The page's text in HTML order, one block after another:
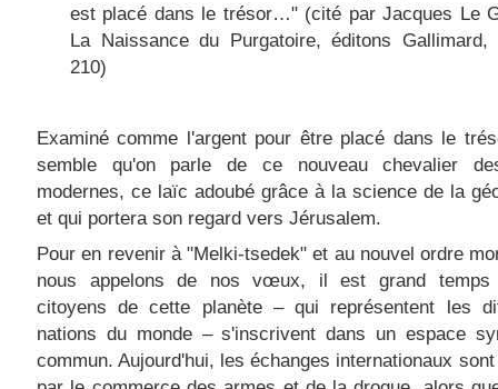
est placé dans le trésor…" (cité par Jacques Le
La Naissance du Purgatoire, éditons Gallimard,
210)
Examiné comme l'argent pour être placé dans le
semble qu'on parle de ce nouveau chevalier
modernes, ce laïc adoubé grâce à la science de la
et qui portera son regard vers Jérusalem.
Pour en revenir à "Melki-tsedek" et au nouvel ordre
nous appelons de nos vœux, il est grand temps
citoyens de cette planète – qui représentent les
nations du monde – s'inscrivent dans un espace
commun. Aujourd'hui, les échanges internationaux